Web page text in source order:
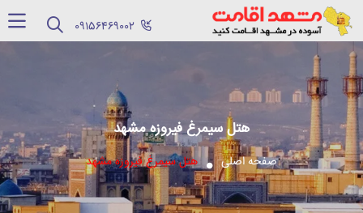
هتل سیمرغ فیروزه مشهد
صفحه اصلی هتل سیمرغ فیروزه مشهد